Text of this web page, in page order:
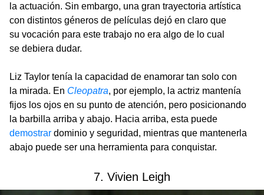
la actuación. Sin embargo, una gran trayectoria artística
con distintos géneros de películas dejó en claro que
su vocación para este trabajo no era algo de lo cual
se debiera dudar.
Liz Taylor tenía la capacidad de enamorar tan solo con
la mirada. En Cleopatra, por ejemplo, la actriz mantenía
fijos los ojos en su punto de atención, pero posicionando
la barbilla arriba y abajo. Hacia arriba, esta puede
demostrar dominio y seguridad, mientras que mantenerla
abajo puede ser una herramienta para conquistar.
7. Vivien Leigh